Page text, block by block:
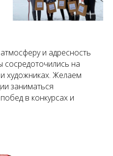
и адресность
на
художниках. Желаем
заниматься
в конкурсах и